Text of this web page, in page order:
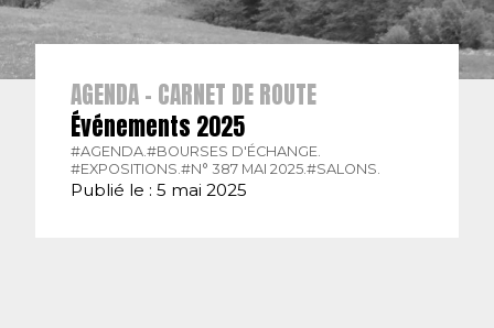
AGENDA - CARNET DE ROUTE
Événements 2025
#AGENDA. #BOURSES D'ÉCHANGE.
#EXPOSITIONS. #N° 387 MAI 2025. #SALONS.
Publié le : 5 mai 2025